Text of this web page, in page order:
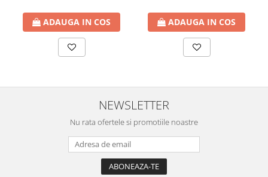
Accesorii Panouri solare
Pompe de circulaţie pentru
instalaţiile termice solare
Teava incalzire pardoseala
PLACA NUTURI/TACKER
Grupuri de pompare si amestec
ADAUGA IN COS ADAUGA IN COS
NEWSLETTER
Nu rata ofertele si promotiile noastre